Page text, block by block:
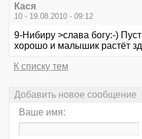
Кася
10 - 19.08.2010 - 09:12
9-Нибиру >слава богу:-)
хорошо и малышик растёт
К списку тем
Добавить новое сообщение
Ваше имя: